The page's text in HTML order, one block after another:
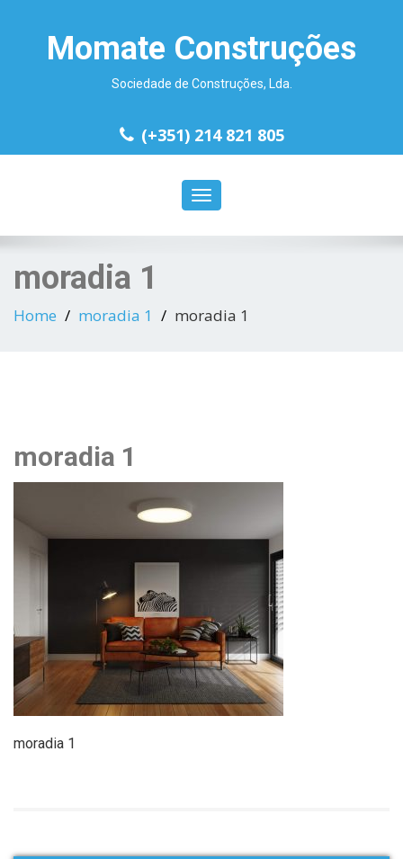
Momate Construções
Sociedade de Construções, Lda.
(+351) 214 821 805
Toggle
navigation
moradia 1
Home moradia 1 moradia 1
moradia 1
moradia 1